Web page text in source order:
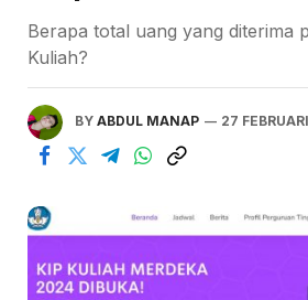
Berapa total uang yang diterima
Kuliah?
BY ABDUL MANAP 27